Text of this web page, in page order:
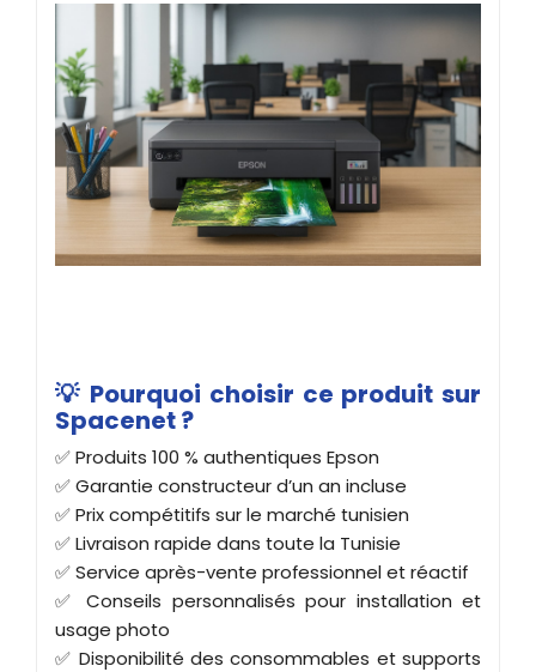
💡 Pourquoi choisir ce produit sur
Spacenet ?
✅ Produits 100 % authentiques Epson
✅ Garantie constructeur d’un an incluse
✅ Prix compétitifs sur le marché tunisien
✅ Livraison rapide dans toute la Tunisie
✅ Service après-vente professionnel et réactif
✅ Conseils personnalisés pour installation et
usage photo
✅ Disponibilité des consommables et supports